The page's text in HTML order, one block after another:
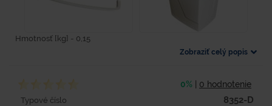
Hmotnosť [kg] - 0,15
Zobraziť celý popis
0% 0 hodnotenie
Typové číslo 8352-D